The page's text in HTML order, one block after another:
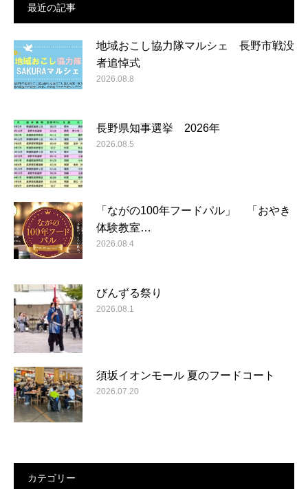
最近の記事
地域おこし協力隊マルシェ 長野市戦没
者追悼式
2026.08.8
長野県知事選挙 2026年
2026.08.5
「ながの100年フードパル」 「おやき
体験教室…
2026.08.4
びんずる祭り
2026.08.1
須坂イオンモール 夏のフードコート
2026.07.20
カテゴリー